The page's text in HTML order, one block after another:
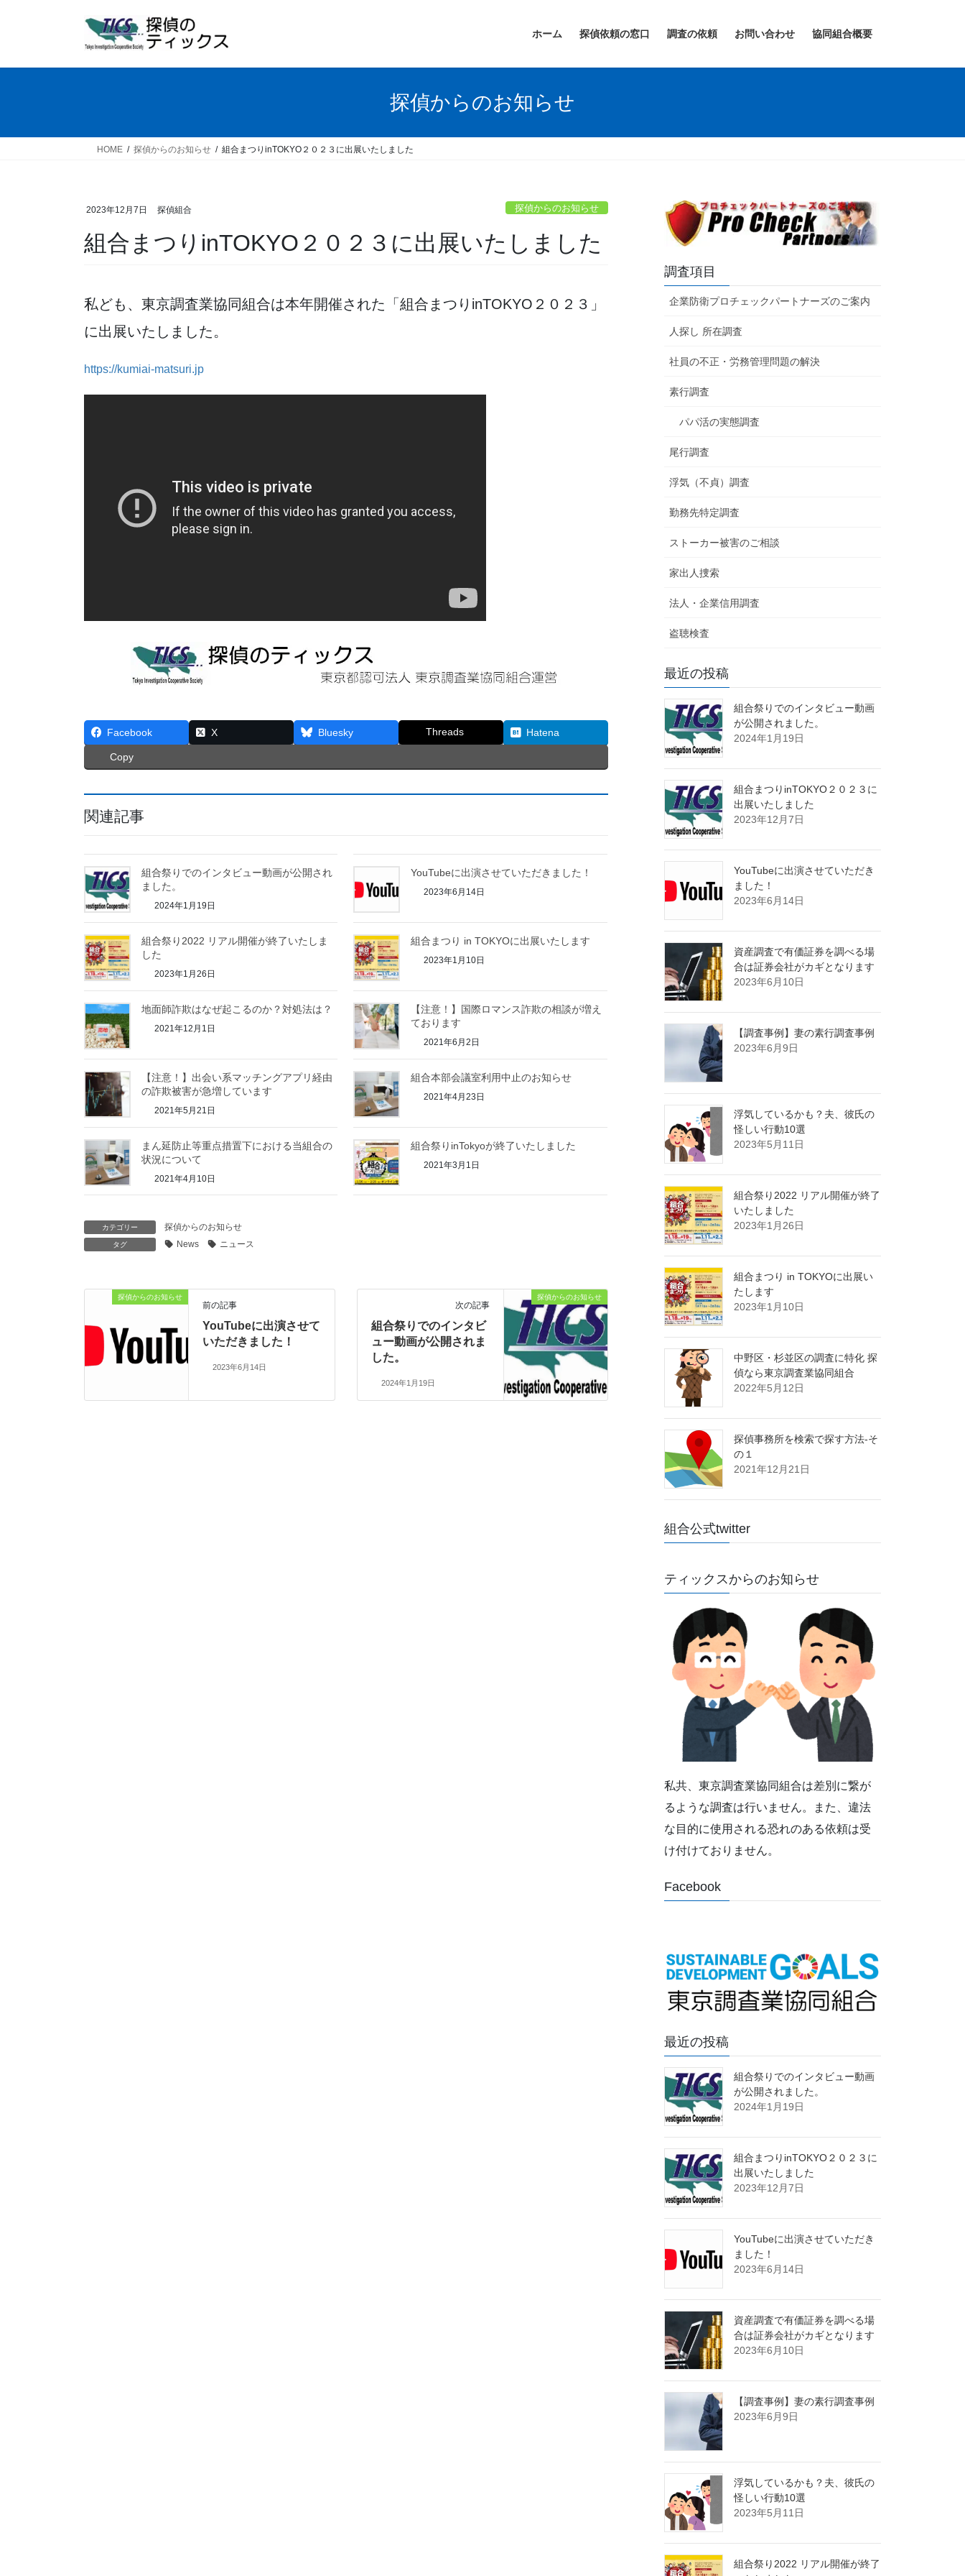
ホーム 探偵依頼の窓口 調査の依頼 お問い合わせ 協同組合概要
探偵からのお知らせ
HOME 探偵からのお知らせ 組合まつりinTOKYO２０２３に出展いたしました
2023年12月7日 探偵組合 探偵からのお知らせ
組合まつりinTOKYO２０２３に出展いたしました
私ども、東京調査業協同組合は本年開催された「組合まつりinTOKYO２０２３」
に出展いたしました。
https://kumiai-matsuri.jp
Facebook X Bluesky Threads Hatena
Copy
関連記事
組合祭りでのインタビュー動画が公開され
ました。
2024年1月19日
YouTubeに出演させていただきました！
2023年6月14日
組合祭り2022 リアル開催が終了いたしま
した
2023年1月26日
組合まつり in TOKYOに出展いたします
2023年1月10日
地面師詐欺はなぜ起こるのか？対処法は？
2021年12月1日
【注意！】国際ロマンス詐欺の相談が増え
ております
2021年6月2日
【注意！】出会い系マッチングアプリ経由
の詐欺被害が急増しています
2021年5月21日
組合本部会議室利用中止のお知らせ
2021年4月23日
まん延防止等重点措置下における当組合の
状況について
2021年4月10日
組合祭りinTokyoが終了いたしました
2021年3月1日
カテゴリー 探偵からのお知らせ
タグ News ニュース
探偵からのお知らせ
前の記事
YouTubeに出演させて
いただきました！
2023年6月14日
探偵からのお知らせ
次の記事
組合祭りでのインタビ
ュー動画が公開されま
した。
2024年1月19日
調査項目
企業防衛プロチェックパートナーズのご案内
人探し 所在調査
社員の不正・労務管理問題の解決
素行調査
パパ活の実態調査
尾行調査
浮気（不貞）調査
勤務先特定調査
ストーカー被害のご相談
家出人捜索
法人・企業信用調査
盗聴検査
最近の投稿
組合祭りでのインタビュー動画
が公開されました。
2024年1月19日
組合まつりinTOKYO２０２３に
出展いたしました
2023年12月7日
YouTubeに出演させていただき
ました！
2023年6月14日
資産調査で有価証券を調べる場
合は証券会社がカギとなります
2023年6月10日
【調査事例】妻の素行調査事例
2023年6月9日
浮気しているかも？夫、彼氏の
怪しい行動10選
2023年5月11日
組合祭り2022 リアル開催が終了
いたしました
2023年1月26日
組合まつり in TOKYOに出展い
たします
2023年1月10日
中野区・杉並区の調査に特化 探
偵なら東京調査業協同組合
2022年5月12日
探偵事務所を検索で探す方法-そ
の１
2021年12月21日
組合公式twitter
ティックスからのお知らせ
私共、東京調査業協同組合は差別に繋が
るような調査は行いません。また、違法
な目的に使用される恐れのある依頼は受
け付けておりません。
Facebook
最近の投稿
組合祭りでのインタビュー動画
が公開されました。
2024年1月19日
組合まつりinTOKYO２０２３に
出展いたしました
2023年12月7日
YouTubeに出演させていただき
ました！
2023年6月14日
資産調査で有価証券を調べる場
合は証券会社がカギとなります
2023年6月10日
【調査事例】妻の素行調査事例
2023年6月9日
浮気しているかも？夫、彼氏の
怪しい行動10選
2023年5月11日
組合祭り2022 リアル開催が終了